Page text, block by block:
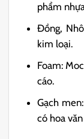
phẩm
Đồng,
kim loại.
Foam:
cáo.
Gạch
có hoa